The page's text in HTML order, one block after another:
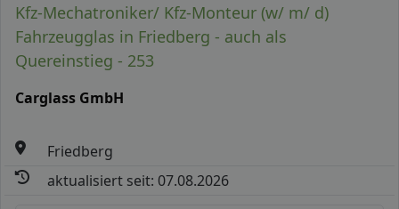
Kfz-Mechatroniker/ Kfz-Monteur (w/ m/ d)
Fahrzeugglas in Friedberg - auch als
Quereinstieg - 253
Carglass GmbH
Friedberg
aktualisiert seit: 07.08.2026